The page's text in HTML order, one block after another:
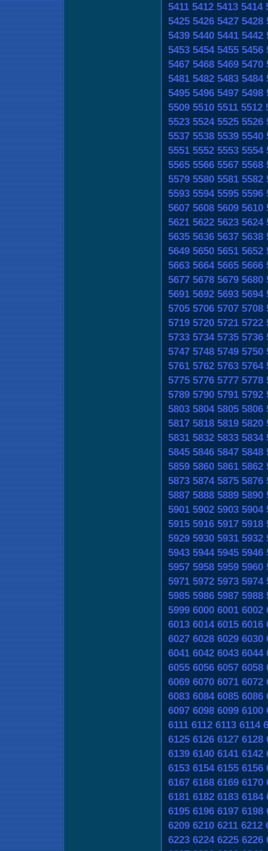
5411 5412 5413 5414
5425 5426 5427 5428
5439 5440 5441 5442
5453 5454 5455 5456
5467 5468 5469 5470
5481 5482 5483 5484
5495 5496 5497 5498
5509 5510 5511 5512
5523 5524 5525 5526
5537 5538 5539 5540
5551 5552 5553 5554
5565 5566 5567 5568
5579 5580 5581 5582
5593 5594 5595 5596
5607 5608 5609 5610
5621 5622 5623 5624
5635 5636 5637 5638
5649 5650 5651 5652
5663 5664 5665 5666
5677 5678 5679 5680
5691 5692 5693 5694
5705 5706 5707 5708
5719 5720 5721 5722
5733 5734 5735 5736
5747 5748 5749 5750
5761 5762 5763 5764
5775 5776 5777 5778
5789 5790 5791 5792
5803 5804 5805 5806
5817 5818 5819 5820
5831 5832 5833 5834
5845 5846 5847 5848
5859 5860 5861 5862
5873 5874 5875 5876
5887 5888 5889 5890
5901 5902 5903 5904
5915 5916 5917 5918
5929 5930 5931 5932
5943 5944 5945 5946
5957 5958 5959 5960
5971 5972 5973 5974
5985 5986 5987 5988
5999 6000 6001 6002
6013 6014 6015 6016
6027 6028 6029 6030
6041 6042 6043 6044
6055 6056 6057 6058
6069 6070 6071 6072
6083 6084 6085 6086
6097 6098 6099 6100
6111 6112 6113 6114
6125 6126 6127 6128
6139 6140 6141 6142
6153 6154 6155 6156
6167 6168 6169 6170
6181 6182 6183 6184
6195 6196 6197 6198
6209 6210 6211 6212
6223 6224 6225 6226